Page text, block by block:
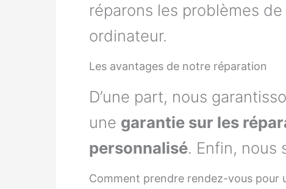
réparons les problèmes
ordinateur.
Les avantages de notre réparation
D’une part, nous
une garantie sur les
personnalisé. Enfin, nous
Comment prendre rendez-vous pour